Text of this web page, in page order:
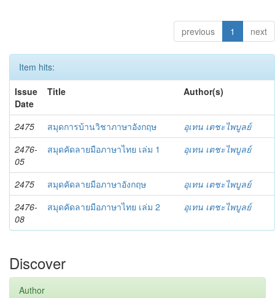
previous 1 next
Item hits:
Issue
Date
Title Author(s)
2475 สมุดการบ้านวิชาภาษาอังกฤษ
อุเทน เตชะไพบูลย์
2476-
05
สมุดคัดลายมือภาษาไทย เล่ม 1 อุเทน เตชะไพบูลย์
2475 สมุดคัดลายมือภาษาอังกฤษ
อุเทน เตชะไพบูลย์
2476-
08
สมุดคัดลายมือภาษาไทย เล่ม 2 อุเทน เตชะไพบูลย์
Discover
Author